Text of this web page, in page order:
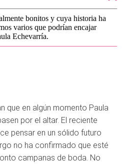
bonitos y cuya historia ha
varios que podrían encajar
Echevarría.
que en algún momento Paula
por el altar. El reciente
pensar en un sólido futuro
no ha confirmado que esté
campanas de boda. No